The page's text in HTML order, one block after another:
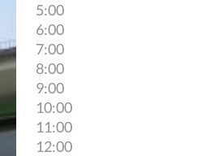
5:00
6:00
7:00
8:00
9:00
10:00
11:00
12:00